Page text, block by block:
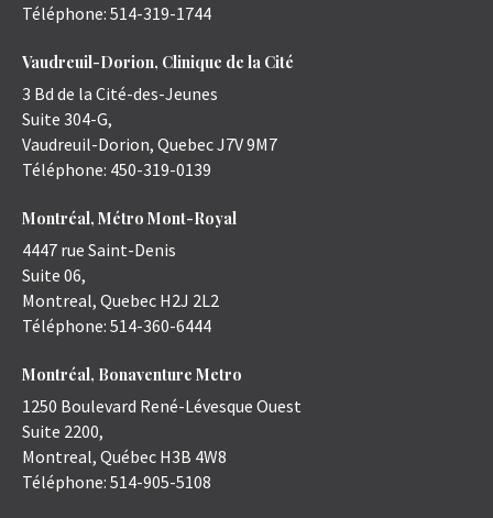
Téléphone: 514-319-1744
Vaudreuil-Dorion, Clinique de la Cité
3 Bd de la Cité-des-Jeunes
Suite 304-G,
Vaudreuil-Dorion, QuebecJ7V 9M7
Téléphone: 450-319-0139
Montréal, Métro Mont-Royal
4447 rue Saint-Denis
Suite 06,
Montreal, Quebec H2J 2L2
Téléphone: 514-360-6444
Montréal, Bonaventure Metro
1250 Boulevard René-Lévesque Ouest
Suite 2200,
Montreal, Québec H3B 4W8
Téléphone: 514-905-5108